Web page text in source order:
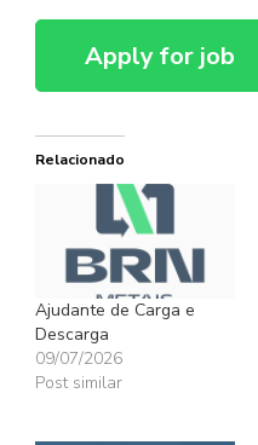
Relacionado
Ajudante de Carga e
Descarga
09/07/2026
Post similar